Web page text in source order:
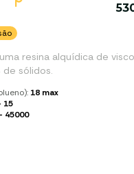
resina alquídica de
de sólidos.
18 max
15
45000